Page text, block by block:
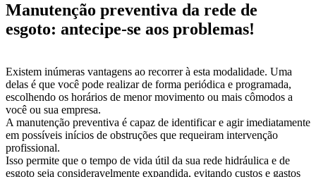
Manutenção preventiva da rede de
esgoto: antecipe-se aos problemas!
Existem inúmeras vantagens ao recorrer à esta modalidade. Uma
delas é que você pode realizar de forma periódica e programada,
escolhendo os horários de menor movimento ou mais cômodos a
você ou sua empresa.
A manutenção preventiva é capaz de identificar e agir imediatamente
em possíveis inícios de obstruções que requeiram intervenção
profissional.
Isso permite que o tempo de vida útil da sua rede hidráulica e de
esgoto seja consideravelmente expandida, evitando custos e gastos